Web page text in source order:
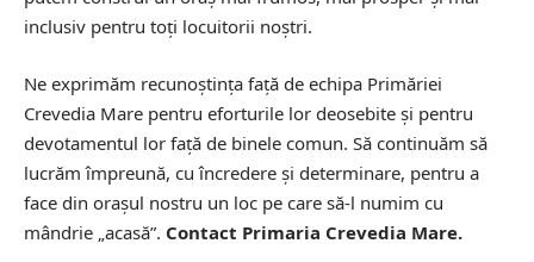
inclusiv pentru toți locuitorii noștri.
Ne exprimăm recunoștința față de echipa Primăriei
Crevedia Mare pentru eforturile lor deosebite și pentru
devotamentul lor față de binele comun. Să continuăm să
lucrăm împreună, cu încredere și determinare, pentru a
face din orașul nostru un loc pe care să-l numim cu
mândrie „acasă”. Contact Primaria Crevedia Mare.